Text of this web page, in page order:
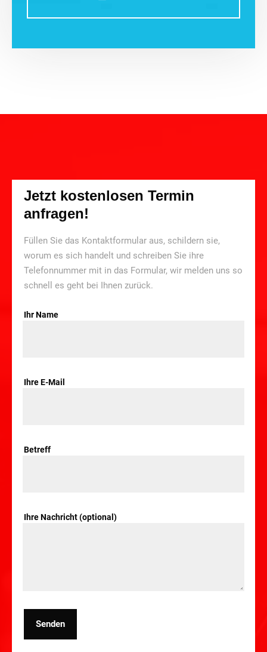
Jetzt kostenlosen Termin
anfragen!
Füllen Sie das Kontaktformular aus, schildern sie,
worum es sich handelt und schreiben Sie ihre
Telefonnummer mit in das Formular, wir melden uns so
schnell es geht bei Ihnen zurück.
Ihr Name
Ihre E-Mail
Betreff
Ihre Nachricht (optional)
Senden